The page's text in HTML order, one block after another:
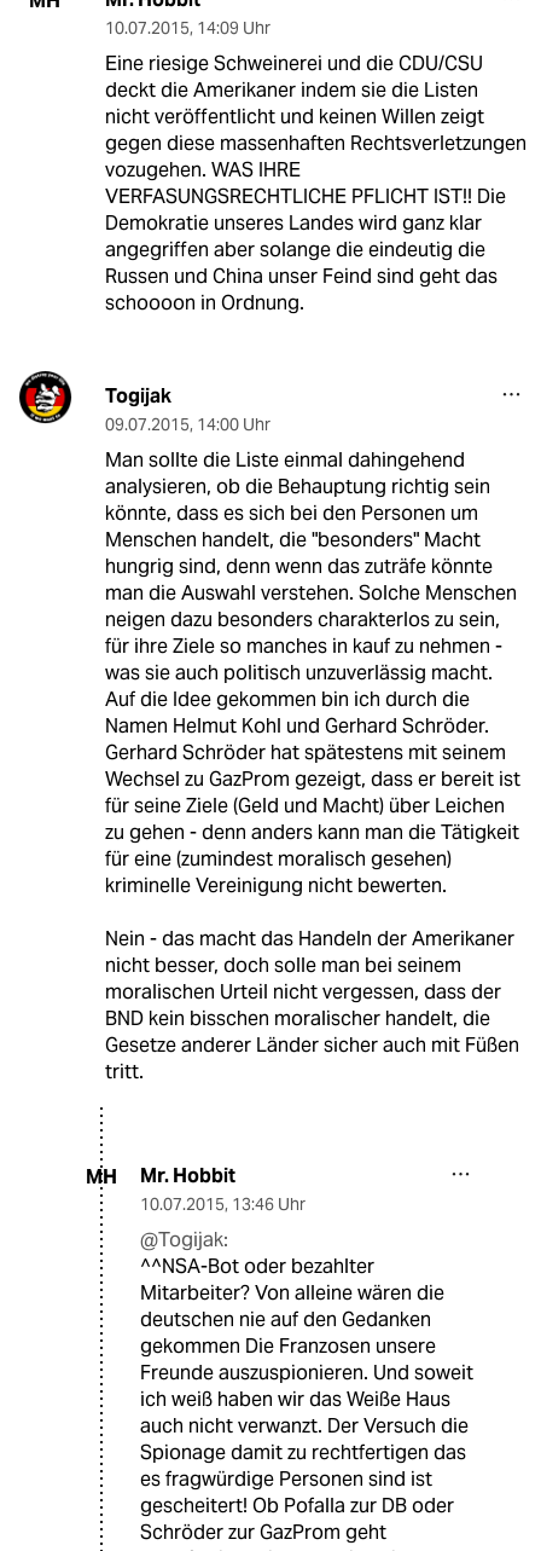
10.07.2015, 14:09 Uhr
Eine riesige Schweinerei und die CDU/CSU
deckt die Amerikaner indem sie die Listen
nicht veröffentlicht und keinen Willen zeigt
gegen diese massenhaften Rechtsverletzungen
vozugehen. WAS IHRE
VERFASUNGSRECHTLICHE PFLICHT IST!! Die
Demokratie unseres Landes wird ganz klar
angegriffen aber solange die eindeutig die
Russen und China unser Feind sind geht das
schoooon in Ordnung.
Togijak
09.07.2015, 14:00 Uhr
Man sollte die Liste einmal dahingehend
analysieren, ob die Behauptung richtig sein
könnte, dass es sich bei den Personen um
Menschen handelt, die "besonders" Macht
hungrig sind, denn wenn das zuträfe könnte
man die Auswahl verstehen. Solche Menschen
neigen dazu besonders charakterlos zu sein,
für ihre Ziele so manches in kauf zu nehmen -
was sie auch politisch unzuverlässig macht.
Auf die Idee gekommen bin ich durch die
Namen Helmut Kohl und Gerhard Schröder.
Gerhard Schröder hat spätestens mit seinem
Wechsel zu GazProm gezeigt, dass er bereit ist
für seine Ziele (Geld und Macht) über Leichen
zu gehen - denn anders kann man die Tätigkeit
für eine (zumindest moralisch gesehen)
kriminelle Vereinigung nicht bewerten.
Nein - das macht das Handeln der Amerikaner
nicht besser, doch solle man bei seinem
moralischen Urteil nicht vergessen, dass der
BND kein bisschen moralischer handelt, die
Gesetze anderer Länder sicher auch mit Füßen
tritt.
MH Mr. Hobbit
10.07.2015, 13:46 Uhr
@Togijak:
^^NSA-Bot oder bezahlter
Mitarbeiter? Von alleine wären die
deutschen nie auf den Gedanken
gekommen Die Franzosen unsere
Freunde auszuspionieren. Und soweit
ich weiß haben wir das Weiße Haus
auch nicht verwanzt. Der Versuch die
Spionage damit zu rechtfertigen das
es fragwürdige Personen sind ist
gescheitert! Ob Pofalla zur DB oder
Schröder zur GazProm geht